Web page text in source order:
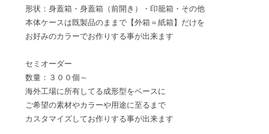
形状：身蓋箱・身蓋箱（前開き）・印籠箱・その他
本体ケースは既製品のままで【外箱＝紙箱】だけを
お好みのカラーでお作りする事が出来ます
セミオーダー
数量：３００個～
海外工場に所有してる成形型をベースに
ご希望の素材やカラーや用途に至るまで
カスタマイズしてお作りする事が出来ます